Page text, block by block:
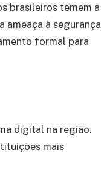
brasileiros temem a
ameaça à segurança
formal para
digital na região.
mais